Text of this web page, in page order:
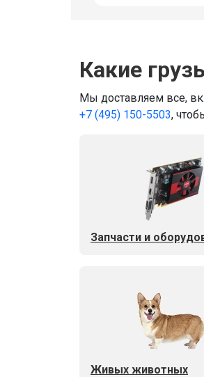
Какие
Мы доставляем все,
+7 (495) 150-5503,
Запчасти и
Живых животных